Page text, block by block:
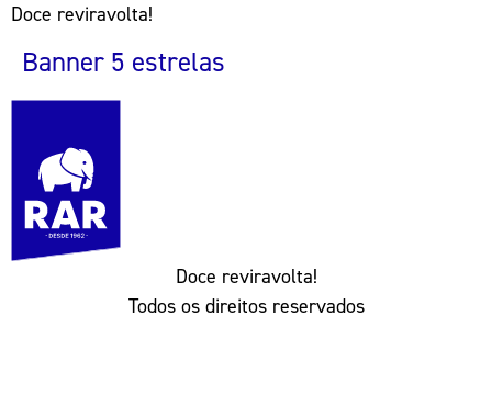
Doce reviravolta!
Banner 5 estrelas
Doce reviravolta!
Todos os direitos reservados